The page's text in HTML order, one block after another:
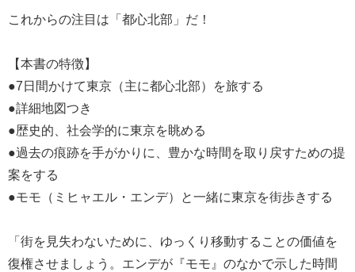
これからの注目は「都心北部」だ！
【本書の特徴】
●7日間かけて東京（主に都心北部）を旅する
●詳細地図つき
●歴史的、社会学的に東京を眺める
●過去の痕跡を手がかりに、豊かな時間を取り戻すための提
案をする
●モモ（ミヒャエル・エンデ）と一緒に東京を街歩きする
「街を見失わないために、ゆっくり移動することの価値を
復権させましょう。エンデが『モモ』のなかで示した時間